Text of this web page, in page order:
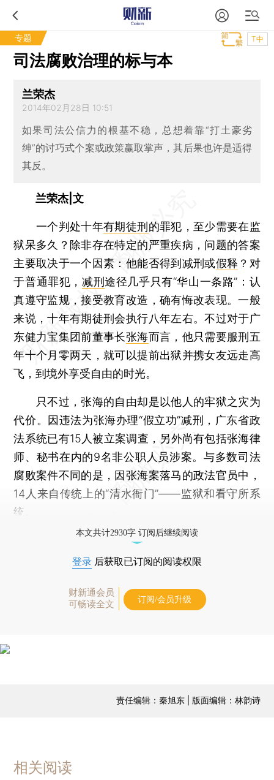
专题 T中
司法腐败治理的标与本
兰荣杰
2014年02月28日 10:51
如果司法公信力的根基不稳，总想着靠“打土豪劣
绅”的讨巧式个案或政策赢取掌声，其后果也许是适得
其反。
兰荣杰|文
一个判处十年有期徒刑 的罪犯，至少需要在监
狱呆多久？除非存在特定的严重疾病，问题的答案
主要取决于一个因素：他能否得到减刑或假释 ？对
于普通罪犯， 减刑途径几乎只有“华山一条路”：认
真遵守监规，接受教育改造，确有悔改表现。一般
来说，十年有期徒刑会执行八年左右。不过对于广
东健力宝集团前董事长张海而言，他只需要服刑五
年十个月零两天，就可以提前出狱并携女友远走高
飞，到境外享受自由的时光。
只不过，张海的自由却是以他人的牢狱之灾为
代价。因违法为张海办理“假立功”减刑，广东省政
法系统已有15人被立案调查，另外尚有包括张海律
师、秘书在内的9名非公职人员涉案。与多数司法
腐败案件不同的是，因张海案落马的政法官员中，
14人来自传统上的“清水衙门”——监狱和看守所系
统。
本文共计2930字 订阅后继续阅读
登录 后获取已订阅的阅读权限
财新通会员
可畅读全文
订阅/会员升级
责任编辑：秦旭东 | 版面编辑：林韵诗
相关阅读